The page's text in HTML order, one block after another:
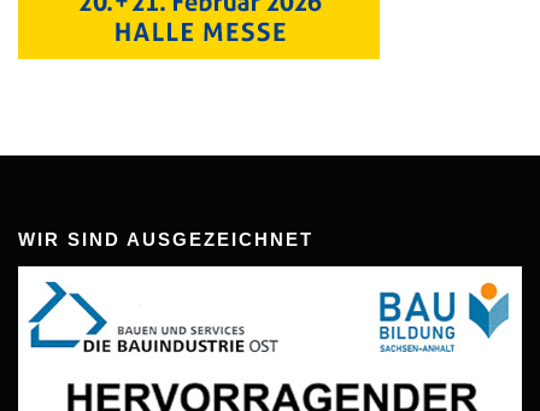
WIR SIND AUSGEZEICHNET